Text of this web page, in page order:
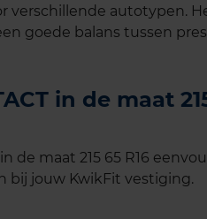
verschillende autotypen.
goede balans tussen
in de maat
de maat 215 65 R16
bij jouw KwikFit vestiging.